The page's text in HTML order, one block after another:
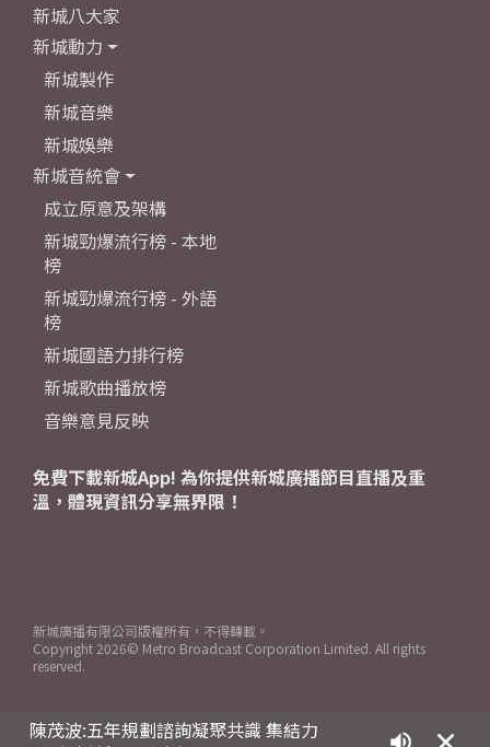
陳茂波:五年規劃諮詢凝聚共識 集結力
新城八大家
新城動力
新城製作
新城音樂
新城娛樂
新城音統會
成立原意及架構
新城勁爆流行榜 - 本地
榜
新城勁爆流行榜 - 外語
榜
新城國語力排行榜
新城歌曲播放榜
音樂意見反映
免費下載新城App! 為你提供新城廣播節目直播及重
溫，體現資訊分享無界限！
新城廣播有限公司版權所有，不得轉載。
Copyright 2026© Metro Broadcast Corporation Limited. All rights
reserved.